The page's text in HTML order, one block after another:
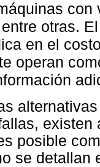
con
otras.
en el
operan
posible
se detallan